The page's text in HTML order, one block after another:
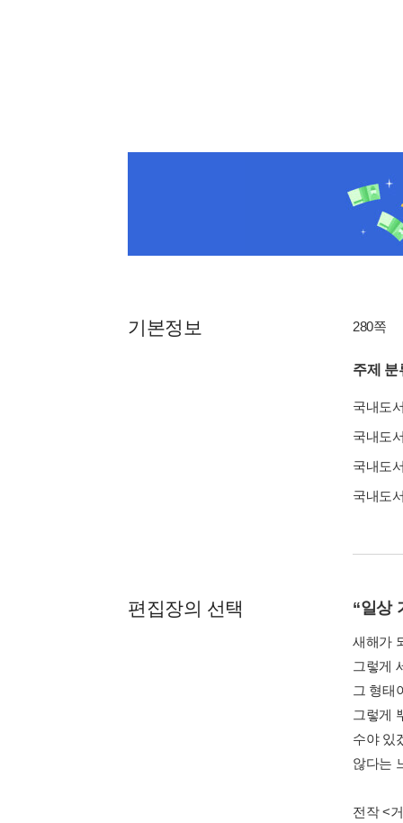
기본정보 280쪽
주제 분
국내도
국내도
국내도
국내도
편집장의 선택 “일상
새해가
그렇게
그 형태
그렇게
수야 있
않다는
전작 <